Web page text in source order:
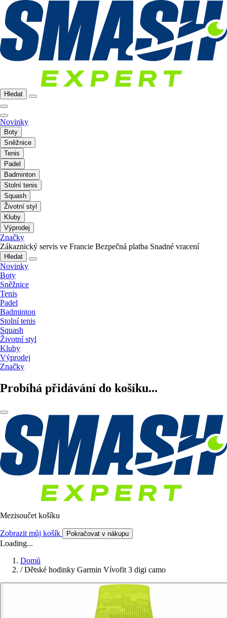
Hledat
Novinky
Boty
Sněžnice
Tenis
Padel
Badminton
Stolní tenis
Squash
Životní styl
Kluby
Výprodej
Značky
Zákaznický servis ve Francie Bezpečná platba Snadné vracení
Hledat
Novinky
Boty
Sněžnice
Tenis
Padel
Badminton
Stolní tenis
Squash
Životní styl
Kluby
Výprodej
Značky
Probíhá přidávání do košíku...
Mezisoučet košíku
Zobrazit můj košík Pokračovat v nákupu
Loading...
Domů
/ Dětské hodinky Garmin Vívofit 3 digi camo